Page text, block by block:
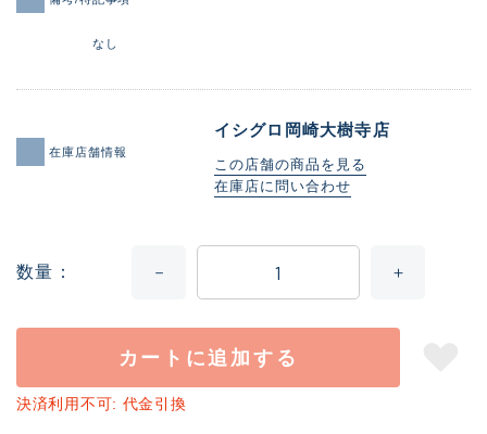
なし
在庫店舗情報
イシグロ岡崎大樹寺店
この店舗の商品を見る
在庫店に問い合わせ
数量
カートに追加する
決済利用不可: 代金引換